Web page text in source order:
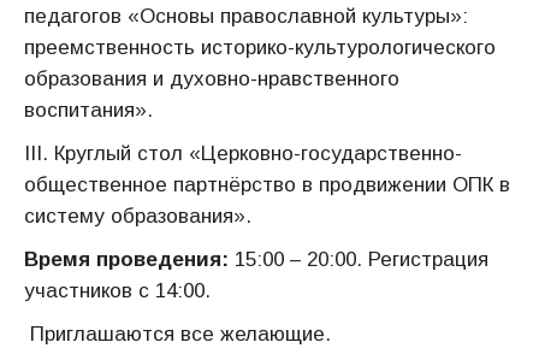
педагогов «Основы православной культуры»:
преемственность историко-культурологического
образования и духовно-нравственного
воспитания».
III. Круглый стол «Церковно-государственно-
общественное партнёрство в продвижении ОПК в
систему образования».
Время проведения: 15:00 – 20:00. Регистрация
участников с 14:00.
Приглашаются все желающие.